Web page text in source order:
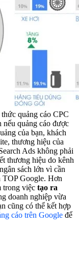
quảng cáo CPC
quảng cáo được
của bạn, khách
thương hiệu của
Ads không phải
thương hiệu do kênh
sách lớn vì cần
TOP Google. Hơn
trong việc tạo ra
doanh nghiệp vừa
cũng có thể kết hợp
cáo trên Google để